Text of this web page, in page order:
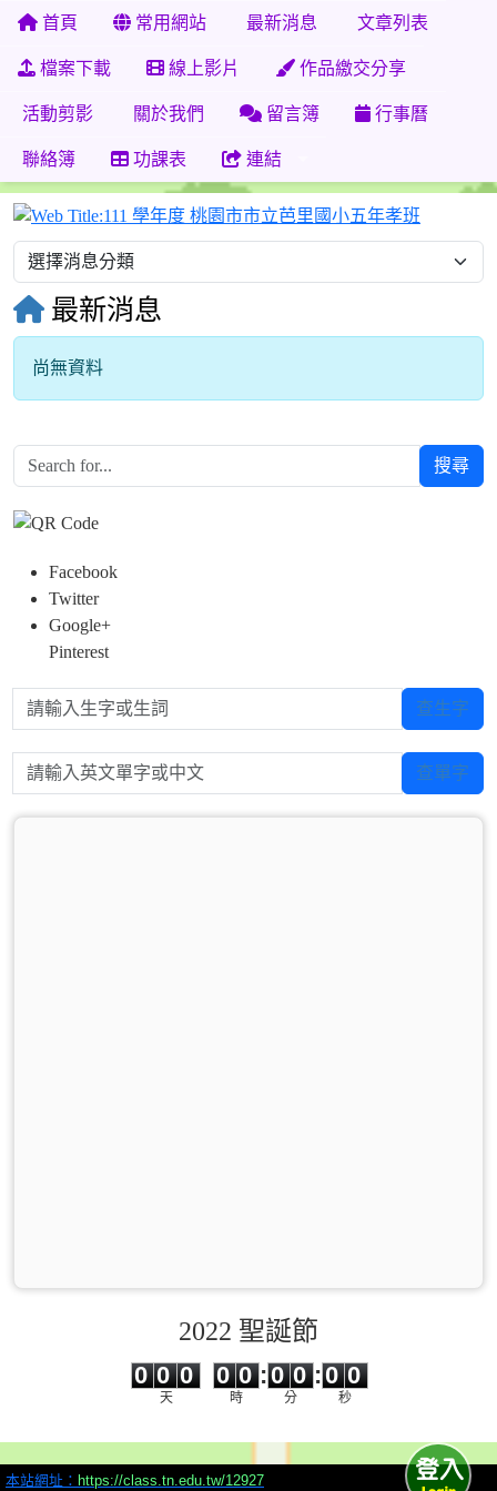
首頁 常用網站 最新消息 文章列表
檔案下載 線上影片 作品繳交分享
活動剪影 關於我們 留言簿 行事曆
聯絡簿 功課表 連結
最新消息
尚無資料
搜尋
Facebook
Twitter
Google+
Pinterest
請輸入生字或生詞 查生字
請輸入英文單字或中文 查單字
2022 聖誕節
0 0 0
天
0
0
0
時
:
0
0
0
0
分
:0 0
秒
本站網址： https://class.tn.edu.tw/12927